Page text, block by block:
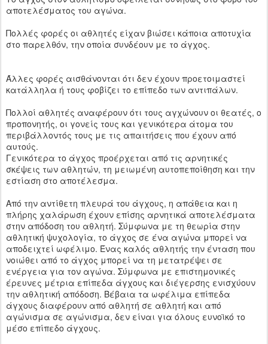
αποτελέσματος του αγώνα.
Πολλές φορές οι αθλητές είχαν βιώσει κάποια αποτυχία
στο παρελθόν, την οποία συνδέουν με το άγχος.
Άλλες φορές αισθάνονται ότι δεν έχουν προετοιμαστεί
κατάλληλα ή τους φοβίζει το επίπεδο των αντιπάλων.
Πολλοί αθλητές αναφέρουν ότι τους αγχώνουν οι θεατές, ο
προπονητής, οι γονείς τους και γενικότερα άτομα του
περιβάλλοντός τους με τις απαιτήσεις που έχουν από
αυτούς.
Γενικότερα το άγχος προέρχεται από τις αρνητικές
σκέψεις των αθλητών, τη μειωμένη αυτοπεποίθηση και την
εστίαση στο αποτέλεσμα.
Από την αντίθετη πλευρά του άγχους, η απάθεια και η
πλήρης χαλάρωση έχουν επίσης αρνητικά αποτελέσματα
στην απόδοση του αθλητή. Σύμφωνα με τη θεωρία στην
αθλητική ψυχολογία, το άγχος σε ένα αγώνα μπορεί να
αποδειχτεί ωφέλιμο. Ένας καλός αθλητής την ένταση που
νοιώθει από το άγχος μπορεί να τη μετατρέψει σε
ενέργεια για τον αγώνα. Σύμφωνα με επιστημονικές
έρευνες μέτρια επίπεδα άγχους και διέγερσης ενισχύουν
την αθλητική απόδοση. Βέβαια τα ωφέλιμα επίπεδα
άγχους διαφέρουν από αθλητή σε αθλητή και από
αγώνισμα σε αγώνισμα, δεν είναι για όλους ευνοϊκό το
μέσο επίπεδο άγχους.